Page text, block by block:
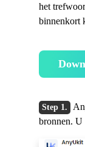
het
binnenkort
bronnen. U